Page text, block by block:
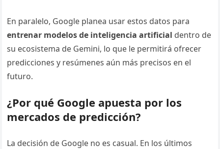
En paralelo, Google planea usar estos datos para
entrenar modelos de inteligencia artificial dentro de
su ecosistema de Gemini, lo que le permitirá ofrecer
predicciones y resúmenes aún más precisos en el
futuro.
¿Por qué Google apuesta por los
mercados de predicción?
La decisión de Google no es casual. En los últimos